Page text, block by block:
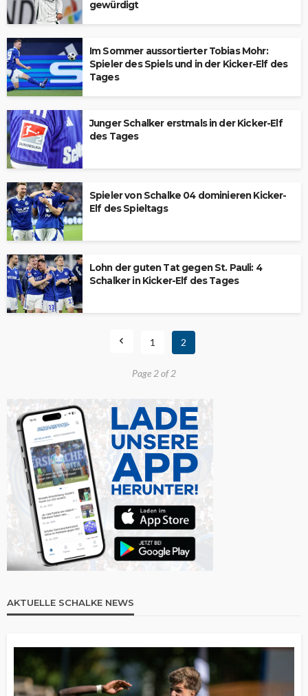
gewürdigt
Im Sommer aussortierter Tobias Mohr:
Spieler des Spiels und in der Kicker-Elf des
Tages
Junger Schalker erstmals in der Kicker-Elf
des Tages
Spieler von Schalke 04 dominieren Kicker-
Elf des Spieltags
Lohn der guten Tat gegen St. Pauli: 4
Schalker in Kicker-Elf des Tages
1 2
Page 2 of 2
AKTUELLE SCHALKE NEWS